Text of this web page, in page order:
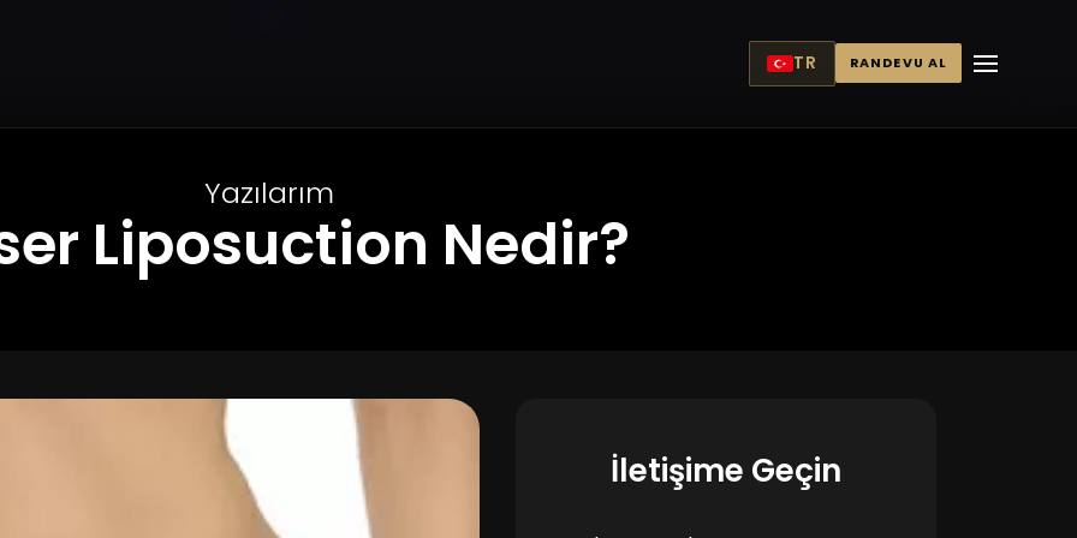
TR RANDEVU AL
Yazılarım
Liposuction Nedir?
İletişime Geçin